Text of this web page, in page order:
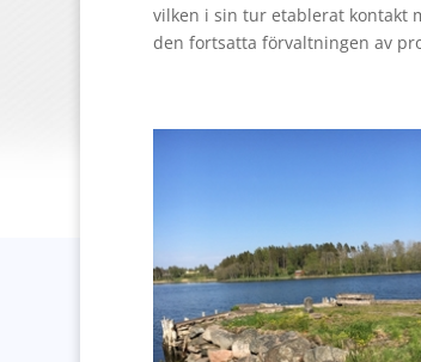
vilken i sin tur etablerat kontakt
den fortsatta förvaltningen av